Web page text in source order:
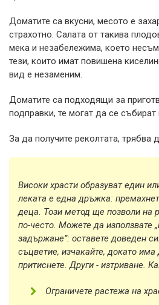
Доматите са вкусни, месото е
страхотно. Салата от такива
мека и незабележима, което
тези, които имат повишена
вид е незаменим.
Доматите са подходящи за
подправки, те могат да се събират
За да получите реколтата, трябва
Високи храсти образуват един
леката е една дръжка:
деца. Този метод ще позволи на
по-често. Можете да използвате
задържане”: оставете доведен
съцветие, изчакайте, докато има
притиснете. Други - изтриване.
Ограничете растежа на